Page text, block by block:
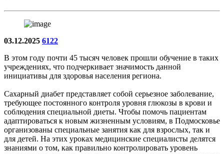
03.12.2025 6122
В этом году почти 45 тысяч человек прошли обучение в таких
учреждениях, что подчеркивает значимость данной
инициативы для здоровья населения региона.
Сахарный диабет представляет собой серьезное заболевание,
требующее постоянного контроля уровня глюкозы в крови и
соблюдения специальной диеты. Чтобы помочь пациентам
адаптироваться к новым жизненным условиям, в Подмосковье
организованы специальные занятия как для взрослых, так и
для детей. На этих уроках медицинские специалисты делятся
знаниями о том, как правильно контролировать уровень